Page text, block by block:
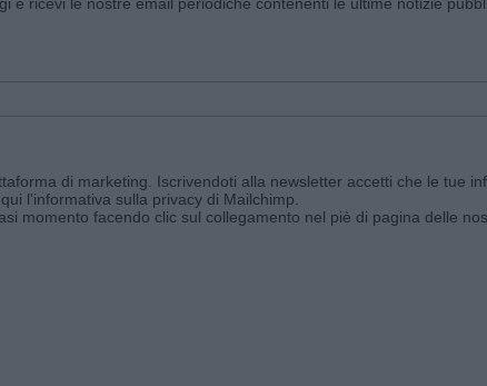
di marketing. Iscrivendoti alla newsletter accetti che le tue
l'informativa sulla privacy di Mailchimp
momento facendo clic sul collegamento nel piè di pagina delle